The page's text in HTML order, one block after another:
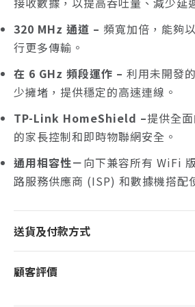
320 MHz 通道 – 頻寬加倍，能夠
行更多傳輸。
在 6 GHz 頻段運作 – 利用未開發
少擁堵，提供穩定的高速連線。
TP-Link HomeShield –提供全
的家長控制和即時物聯網安全。
通用相容性－向下兼容所有 WiFi
路服務供應商 (ISP) 和數據機搭配
送貨及付款方式
顧客評價